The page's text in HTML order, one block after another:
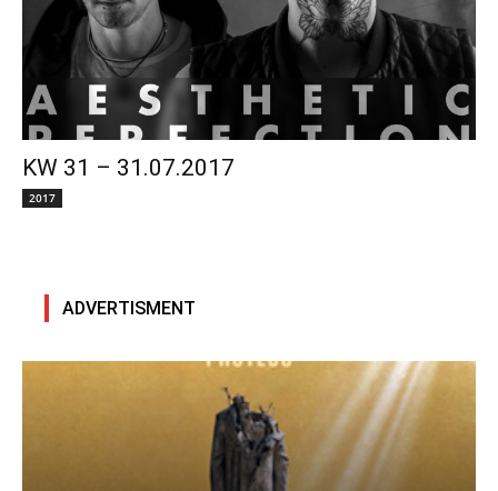
KW 31 – 31.07.2017
2017
ADVERTISMENT